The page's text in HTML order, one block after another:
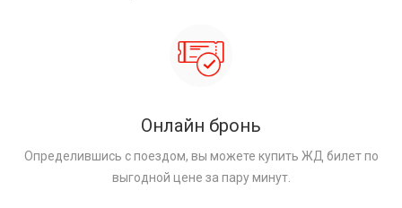
Онлайн бронь
Определившись с поездом, вы можете купить ЖД билет по
выгодной цене за пару минут.